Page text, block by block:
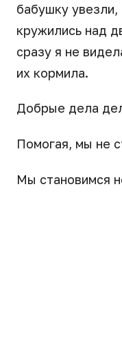
бабушку
кружились над
сразу я не
их кормила.
Добрые дела
Помогая, мы не
Мы становимся